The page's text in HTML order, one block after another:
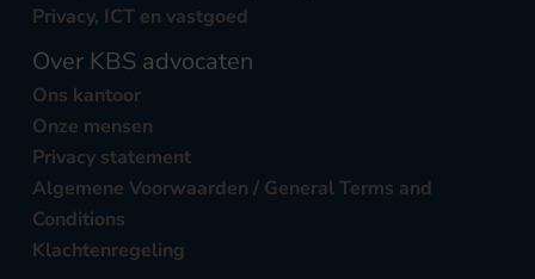
Privacy, ICT en vastgoed
Over KBS advocaten
Ons kantoor
Onze mensen
Privacy statement
Algemene Voorwaarden / General Terms and
Conditions
Klachtenregeling